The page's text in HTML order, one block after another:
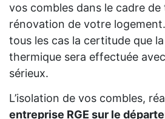
vos combles dans le cadre de
rénovation de votre
tous les cas la certitude que la
thermique sera effectuée
sérieux.
L’isolation de vos combles,
entreprise RGE sur le